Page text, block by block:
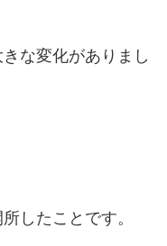
な変化がありまし
したことです。